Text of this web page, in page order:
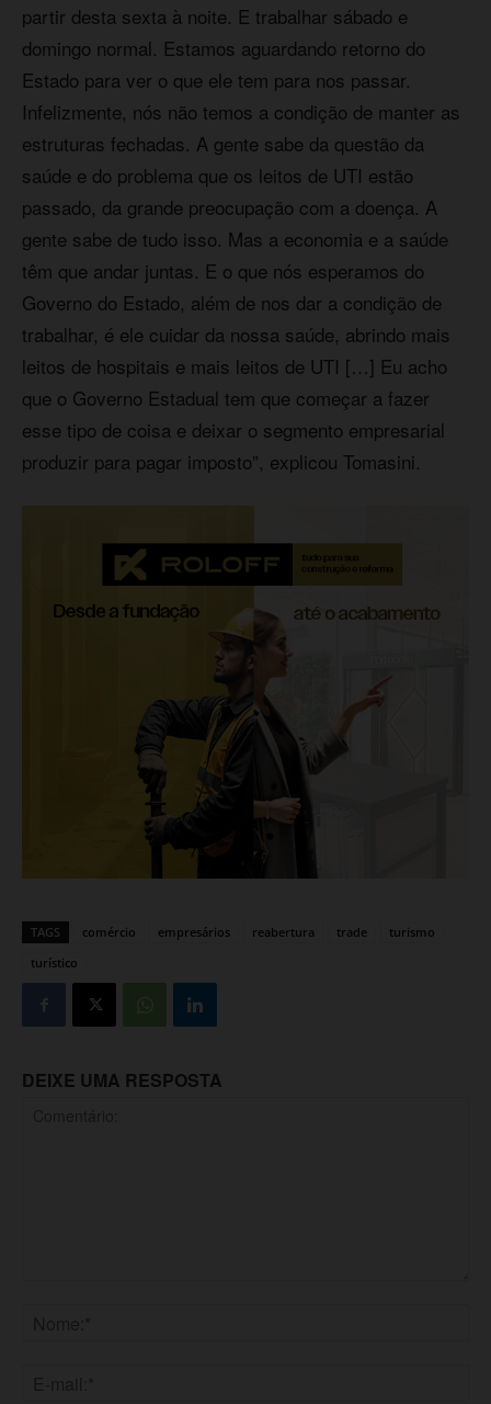
partir desta sexta à noite. E trabalhar sábado e
domingo normal. Estamos aguardando retorno do
Estado para ver o que ele tem para nos passar.
Infelizmente, nós não temos a condição de manter as
estruturas fechadas. A gente sabe da questão da
saúde e do problema que os leitos de UTI estão
passado, da grande preocupação com a doença. A
gente sabe de tudo isso. Mas a economia e a saúde
têm que andar juntas. E o que nós esperamos do
Governo do Estado, além de nos dar a condição de
trabalhar, é ele cuidar da nossa saúde, abrindo mais
leitos de hospitais e mais leitos de UTI […] Eu acho
que o Governo Estadual tem que começar a fazer
esse tipo de coisa e deixar o segmento empresarial
produzir para pagar imposto”, explicou Tomasini.
TAGS comércio empresários reabertura trade
turismo
turístico
DEIXE UMA RESPOSTA